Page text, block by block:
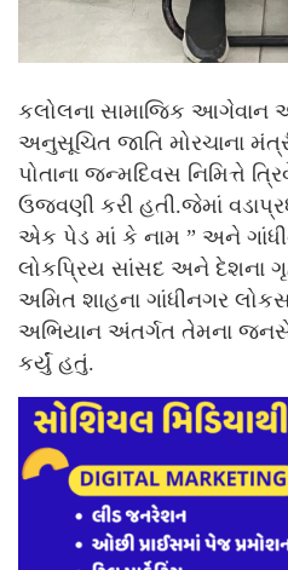
કલોલના સામાજિક આગેવાન
અનુસૂચિત જાતિ મોરચાના
પોતાના જન્મદિવસ નિમિત્તે
ઉજવણી કરી હતી.જેમાં
એક પેડ માં કે નામ ” અને
લોકપ્રિય સાંસદ અને દેશના
અમિત શાહના ગાંધીનગર
અભિયાન અંતર્ગત તેમના
કર્યું હતું.